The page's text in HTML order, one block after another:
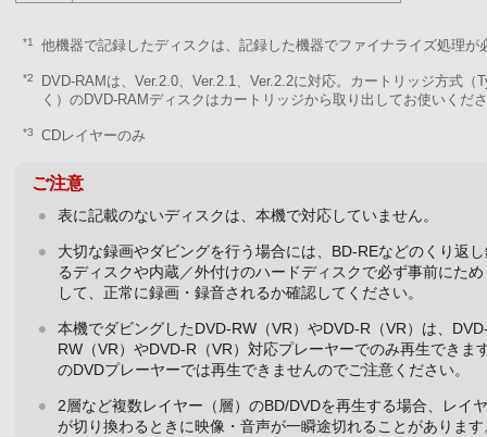
*1 他機器で記録したディスクは、記録した機器でファイナライズ処理が
*2
DVD-RAMは、Ver.2.0、Ver.2.1、Ver.2.2に対応。カートリッジ方式（
く）のDVD-RAMディスクはカートリッジから取り出してお使いくだ
*3 CDレイヤーのみ
ご注意
表に記載のないディスクは、本機で対応していません。
大切な録画やダビングを行う場合には、BD-REなどのくり返
るディスクや内蔵／外付けのハードディスクで必ず事前にた
して、正常に録画・録音されるか確認してください。
本機でダビングしたDVD-RW（VR）やDVD-R（VR）は、
RW（VR）やDVD-R（VR）対応プレーヤーでのみ再生できま
のDVDプレーヤーでは再生できませんのでご注意ください。
2層など複数レイヤー（層）のBD/DVDを再生する場合、レイ
が切り換わるときに映像・音声が一瞬途切れることがあります